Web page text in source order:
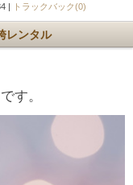
| トラックバック(0)
レンタル
す。